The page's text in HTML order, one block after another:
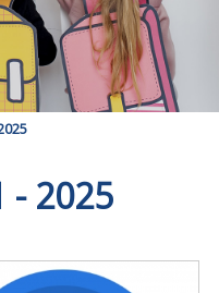
- 2025